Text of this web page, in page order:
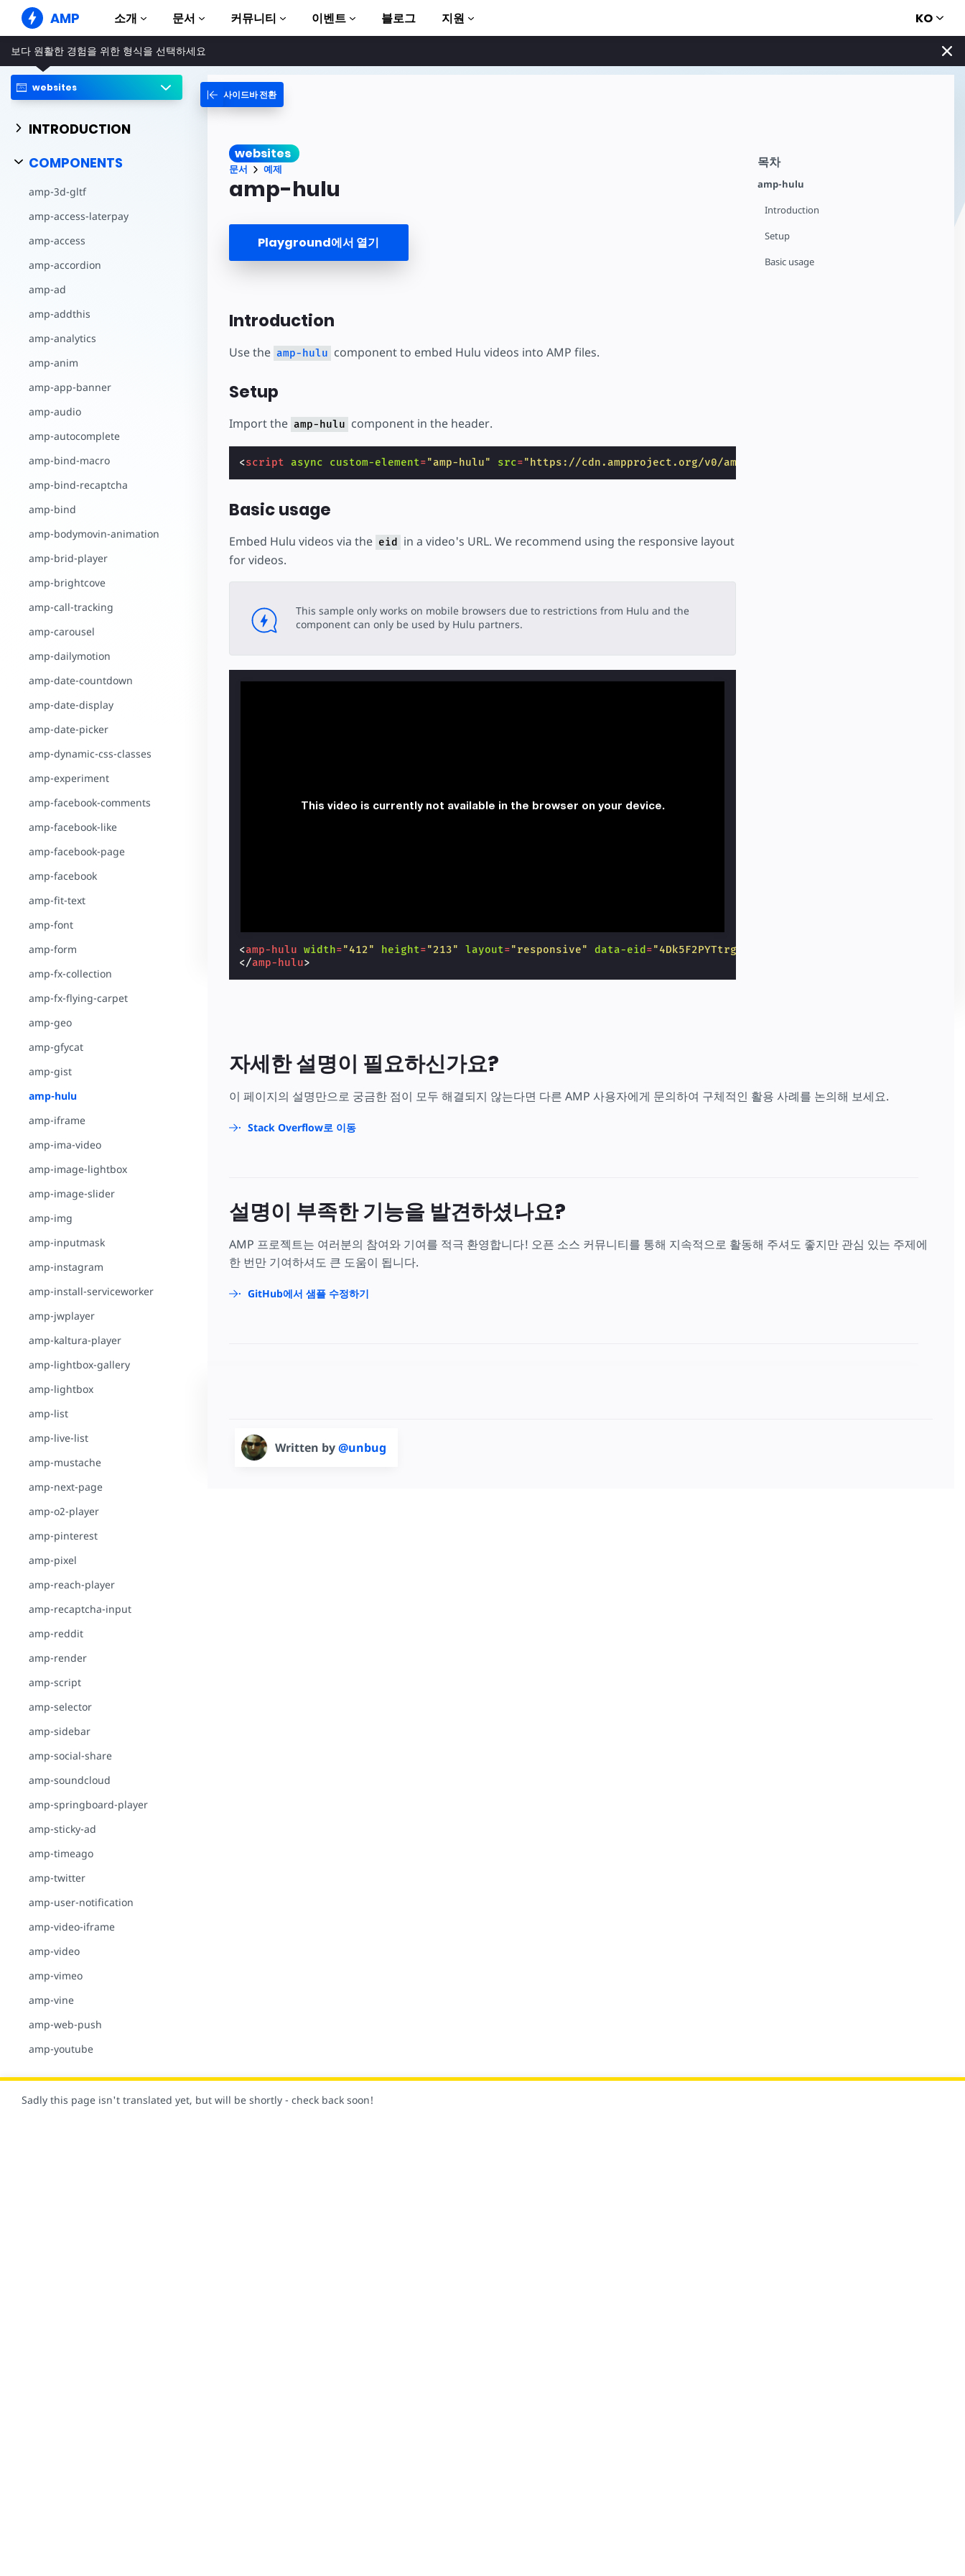
AMP 소개
AMP 웹사이트
완벽한 웹 경험 창출
Web Stories
누구나 가볍게 즐길 수 있는 스토리
문서
가이드 및 튜토리얼
AMP 이용방법 안내
AMP 라이브러리
Hands-on introduction to AMP
템플릿
커뮤니티 이벤트 블로그 지원 KO
보다 원활한 경험을 위한 형식을 선택하세요
websites
INTRODUCTION
COMPONENTS
amp-3d-gltf
amp-access-laterpay
amp-access
amp-accordion
amp-ad
amp-addthis
amp-analytics
amp-anim
amp-app-banner
amp-audio
amp-autocomplete
amp-bind-macro
amp-bind-recaptcha
amp-bind
amp-bodymovin-animation
amp-brid-player
amp-brightcove
amp-call-tracking
amp-carousel
amp-dailymotion
amp-date-countdown
amp-date-display
amp-date-picker
amp-dynamic-css-classes
amp-experiment
amp-facebook-comments
amp-facebook-like
amp-facebook-page
amp-facebook
amp-fit-text
amp-font
amp-form
amp-fx-collection
amp-fx-flying-carpet
amp-geo
amp-gfycat
amp-gist
amp-hulu
amp-iframe
amp-ima-video
amp-image-lightbox
amp-image-slider
amp-img
amp-inputmask
amp-instagram
amp-install-serviceworker
amp-jwplayer
amp-kaltura-player
amp-lightbox-gallery
amp-lightbox
amp-list
amp-live-list
amp-mustache
amp-next-page
amp-o2-player
amp-pinterest
amp-pixel
amp-reach-player
amp-recaptcha-input
amp-reddit
amp-render
amp-script
amp-selector
amp-sidebar
amp-social-share
amp-soundcloud
amp-springboard-player
amp-sticky-ad
amp-timeago
amp-twitter
amp-user-notification
amp-video-iframe
amp-video
amp-vimeo
amp-vine
amp-web-push
amp-youtube
GUIDES
목차
amp-hulu
Introduction
Setup
Basic usage
사이드바 전환
websites
문서 예제
amp-hulu
Playground에서 열기
Introduction
Use the amp-hulu component to embed Hulu videos into AMP files.
Setup
Import the amp-hulu component in the header.
<script async custom-element="amp-hulu" src="https://cdn.ampproject.org/v0/amp-hulu-0.1.js"
Basic usage
Embed Hulu videos via the eid
in a video's URL. We recommend using the responsive layout
for videos.
This sample only works on mobile browsers due to restrictions from Hulu and the
component can only be used by Hulu partners.
<amp-hulu width="412" height="213" layout="responsive" data-eid ="4Dk5F2PYTtrgciuvloH3UA"
</amp-hulu>
자세한 설명이 필요하신가요?
이 페이지의 설명만으로 궁금한 점이 모두 해결되지 않는다면 다른 AMP 사용자에게 문의하여 구체적인 활용 사례를 논의해 보세요.
Stack Overflow로 이동
설명이 부족한 기능을 발견하셨나요?
AMP 프로젝트는 여러분의 참여와 기여를 적극 환영합니다! 오픈 소스 커뮤니티를 통해 지속적으로 활동해 주셔도 좋지만 관심 있는 주제에
한 번만 기여하셔도 큰 도움이 됩니다.
GitHub에서 샘플 수정하기
Written by@unbug
Sadly this page isn't translated yet, but will be shortly - check back soon!